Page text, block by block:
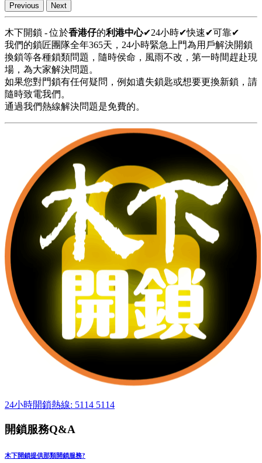
Previous Next
木下開鎖 - 位於香港仔的利港中心✔24小時✔快速✔可靠✔
我們的鎖匠團隊全年365天，24小時緊急上門為用戶解決開鎖
換鎖等各種鎖類問題，隨時侯命，風雨不改，第一時間趕赴現
場，為大家解決問題。
如果您對門鎖有任何疑問，例如遺失鎖匙或想要更換新鎖，請
隨時致電我們。
通過我們熱線解決問題是免費的。
24小時開鎖熱線: 5114 5114
開鎖服務Q&A
木下開鎖提供那類開鎖服務?